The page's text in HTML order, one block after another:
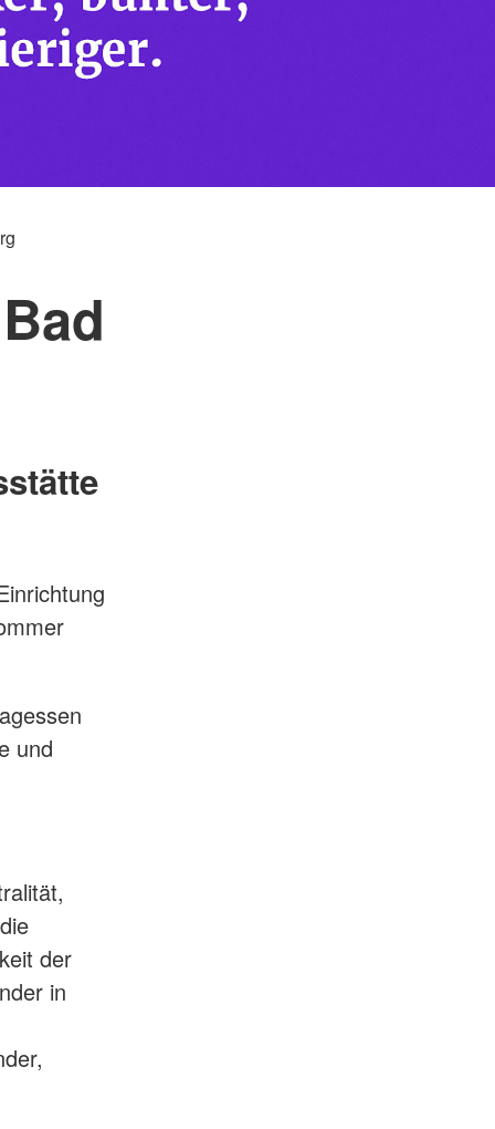
(MPG)
(MTF) des Bundes
Kreuzes
und
der
in